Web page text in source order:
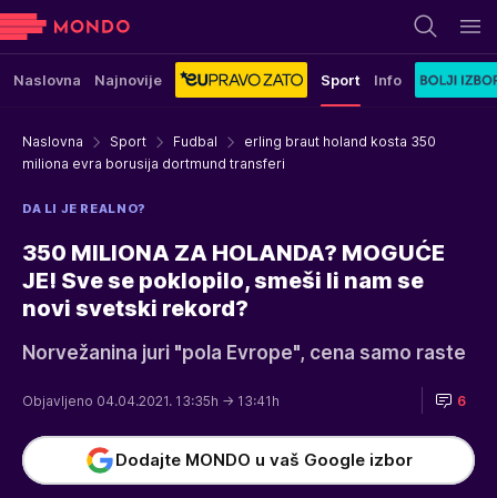
Naslovna Najnovije Sport Info
Naslovna Sport Fudbal
erling braut holand kosta 350
miliona evra borusija dortmund transferi
DA LI JE REALNO?
350 MILIONA ZA HOLANDA? MOGUĆE
JE! Sve se poklopilo, smeši li nam se
novi svetski rekord?
Norvežanina juri "pola Evrope", cena samo raste
Objavljeno 04.04.2021. 13:35h → 13:41h 6
Dodajte MONDO u vaš Google izbor